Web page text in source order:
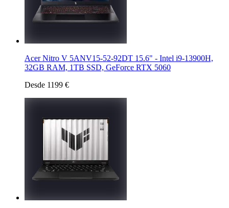
Acer Nitro V 5ANV15-52-92DT 15.6" - Intel i9-13900H,
32GB RAM, 1TB SSD, GeForce RTX 5060
Desde 1199 €